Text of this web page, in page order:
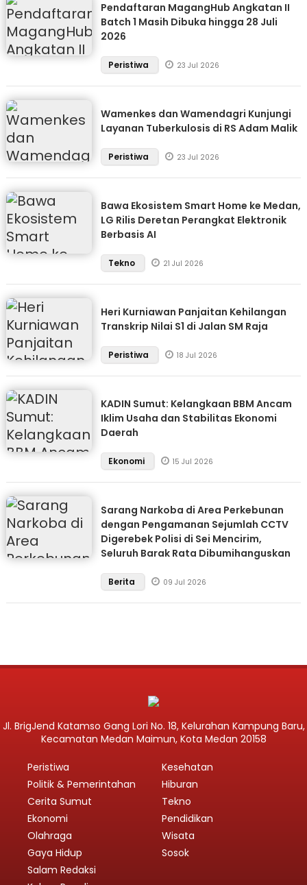
Pendaftaran MagangHub Angkatan II
Batch 1 Masih Dibuka hingga 28 Juli
2026
Peristiwa 23 Jul 2026
Wamenkes dan Wamendagri Kunjungi
Layanan Tuberkulosis di RS Adam Malik
Peristiwa 23 Jul 2026
Bawa Ekosistem Smart Home ke Medan,
LG Rilis Deretan Perangkat Elektronik
Berbasis AI
Tekno 21 Jul 2026
Heri Kurniawan Panjaitan Kehilangan
Transkrip Nilai S1 di Jalan SM Raja
Peristiwa 18 Jul 2026
KADIN Sumut: Kelangkaan BBM Ancam
Iklim Usaha dan Stabilitas Ekonomi
Daerah
Ekonomi 15 Jul 2026
Sarang Narkoba di Area Perkebunan
dengan Pengamanan Sejumlah CCTV
Digerebek Polisi di Sei Mencirim,
Seluruh Barak Rata Dibumihanguskan
Berita 09 Jul 2026
Jl. BrigJend Katamso Gang Lori No. 18, Kelurahan Kampung Baru,
Kecamatan Medan Maimun, Kota Medan 20158
Peristiwa
Politik & Pemerintahan
Cerita Sumut
Ekonomi
Olahraga
Gaya Hidup
Kesehatan
Hiburan
Tekno
Pendidikan
Wisata
Sosok
Salam Redaksi